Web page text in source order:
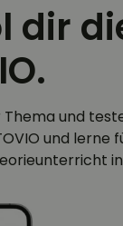
dir
und
und lerne